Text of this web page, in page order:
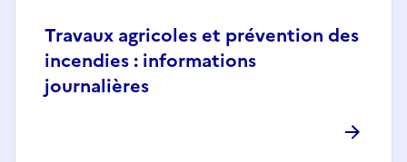
Travaux agricoles et prévention des
incendies : informations
journalières